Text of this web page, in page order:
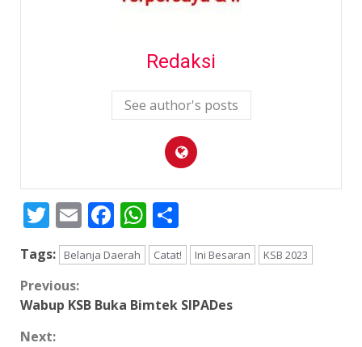
Redaksi
See author's posts
Twitter
EmailFacebook
WhatsApp
Tags: Belanja Daerah Catat! Ini Besaran KSB 2023
Continue
Reading
Previous:
Wabup KSB Buka Bimtek SIPADes
Next: